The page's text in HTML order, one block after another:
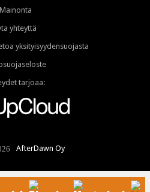
Mainonta
yhteyttä
yksityisyydensuojasta
tarjoaa:
AfterDawn Oy